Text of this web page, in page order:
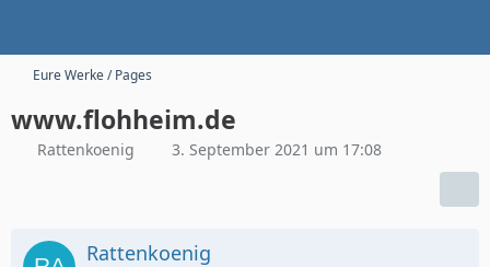
Eure Werke / Pages
www.flohheim.de
Rattenkoenig 3. September 2021 um 17:08
Rattenkoenig